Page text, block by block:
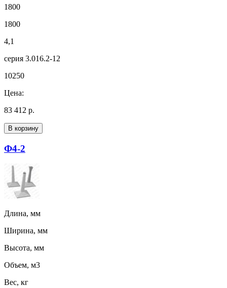
1800
1800
4,1
серия 3.016.2-12
10250
Цена:
83 412 р.
В корзину
Ф4-2
Длина, мм
Ширина, мм
Высота, мм
Объем, м3
Вес, кг